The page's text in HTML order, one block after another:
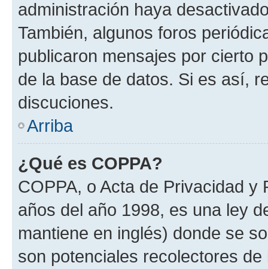
administración haya
También, algunos foros
publicaron mensajes por cierto
de la base de datos. Si es así,
discuciones.
Arriba
¿Qué es COPPA?
COPPA, o Acta de Privacidad
años del año 1998, es una ley
mantiene en inglés) donde se
son potenciales recolectores